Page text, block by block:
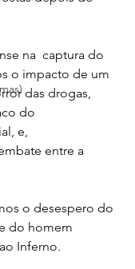
na  captura do
o impacto de um
das drogas,
do
e,
entre a
o desespero do
do homem
Inferno.